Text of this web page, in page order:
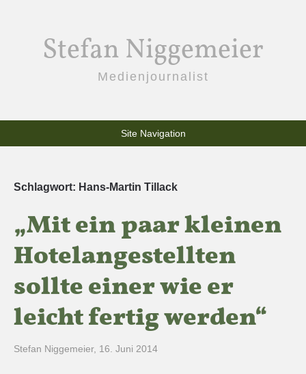
Stefan Niggemeier
Medienjournalist
Site Navigation
Schlagwort: Hans-Martin Tillack
„Mit ein paar kleinen
Hotelangestellten
sollte einer wie er
leicht fertig werden“
Stefan Niggemeier, 16. Juni 2014